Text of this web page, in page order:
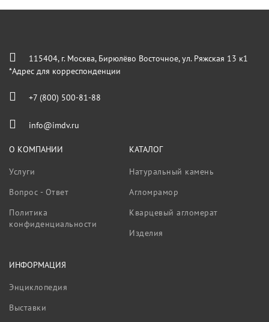
115404, г. Москва, Бирюлёво Восточное, ул. Ряжская 13 к1
*Адрес для корреспонденции
+7 (800) 500-81-88
info@imdv.ru
О КОМПАНИИ
Услуги
Вопрос - Ответ
Политика
конфиденциальности
КАТАЛОГ
Натуральный камень
Агломрамор
Кварцевый агломерат
Изделия
ИНФОРМАЦИЯ
Энциклопедия
Выставки